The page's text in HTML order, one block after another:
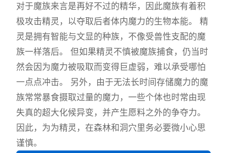
对于魔族来言是再好不过的精华，因此魔族有着积
极攻击精灵，以夺取后者体内魔力的生物本能。 精
灵是拥有智能与文显的种族，不像受兽性支配的魔
族一样落后。 但如果精灵不慎被魔族捕食，仍当时
然会因为魔力被吸取而变得巨虚弱，难以承受哪怕
一点点冲击。 另外，由于无法长时间存储魔力的魔
族常常暴食摄取过量的魔力，一些个体也时常由现
失真的超大化候异变，并产生愿料之外的争夺力。
因此，为为精灵，在森林和洞穴里务必要微小心思
谨慎。